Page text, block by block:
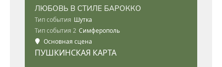
ЛЮБОВЬ В СТИЛЕ БАРОККО
Тип события Шутка
Тип события 2 Симферополь
Основная сцена
ПУШКИНСКАЯ КАРТА